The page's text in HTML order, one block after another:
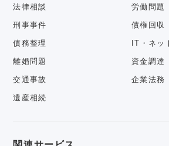
法律相談 労働問題
刑事事件 債権回収
債務整理 IT・ネッ
離婚問題 資金調達
交通事故 企業法務
遺産相続